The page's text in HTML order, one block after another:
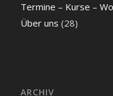
Termine – Kurse –
Über uns (28)
ARCHIV